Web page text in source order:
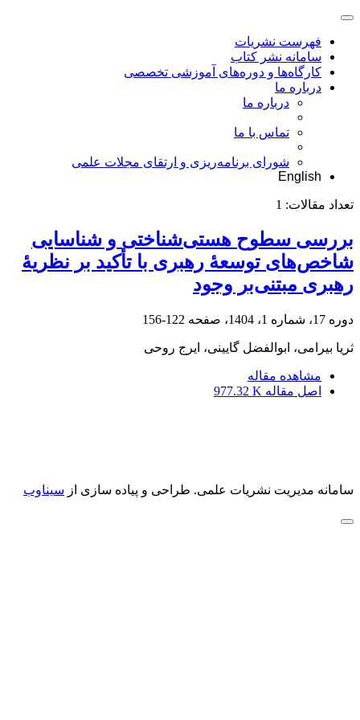
فهرست نشریات
سامانه نشر کتاب
کارگاه‌ها و دوره‌های آموزشی تخصصی
درباره ما
درباره ما
تماس با ما
شورای برنامه‌ریزی و ارتقای مجلات علمی
English
تعداد مقالات: 1
بررسی سطوح هستی‌شناختی و شناسایی
شاخص‌های توسعۀ رهبری با تأکید بر نظریۀ
رهبری مبتنی‌بر وجود
دوره 17، شماره 1، 1404، صفحه 122-156
ثریا بیرامی، ابوالفضل گایینی، ایرج روحی
مشاهده مقاله
اصل مقاله 977.32 K
سامانه مدیریت نشریات علمی. طراحی و پیاده سازی از سیناوب